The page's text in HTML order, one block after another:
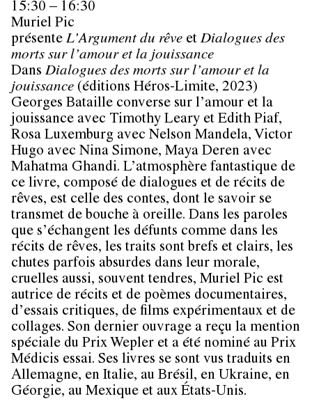
15:30 – 16:30
Muriel Pic
présente L’Argument du rêve et Dialogues des
morts sur l’amour et la jouissance
Dans Dialogues des morts sur l’amour et la
jouissance (éditions Héros-Limite, 2023)
Georges Bataille converse sur l’amour et la
jouissance avec Timothy Leary et Edith Piaf,
Rosa Luxemburg avec Nelson Mandela, Victor
Hugo avec Nina Simone, Maya Deren avec
Mahatma Ghandi. L’atmosphère fantastique de
ce livre, composé de dialogues et de récits de
rêves, est celle des contes, dont le savoir se
transmet de bouche à oreille. Dans les paroles
que s’échangent les défunts comme dans les
récits de rêves, les traits sont brefs et clairs, les
chutes parfois absurdes dans leur morale,
cruelles aussi, souvent tendres, Muriel Pic est
autrice de récits et de poèmes documentaires,
d’essais critiques, de films expérimentaux et de
collages. Son dernier ouvrage a reçu la mention
spéciale du Prix Wepler et a été nominé au Prix
Médicis essai. Ses livres se sont vus traduits en
Allemagne, en Italie, au Brésil, en Ukraine, en
Géorgie, au Mexique et aux États-Unis.